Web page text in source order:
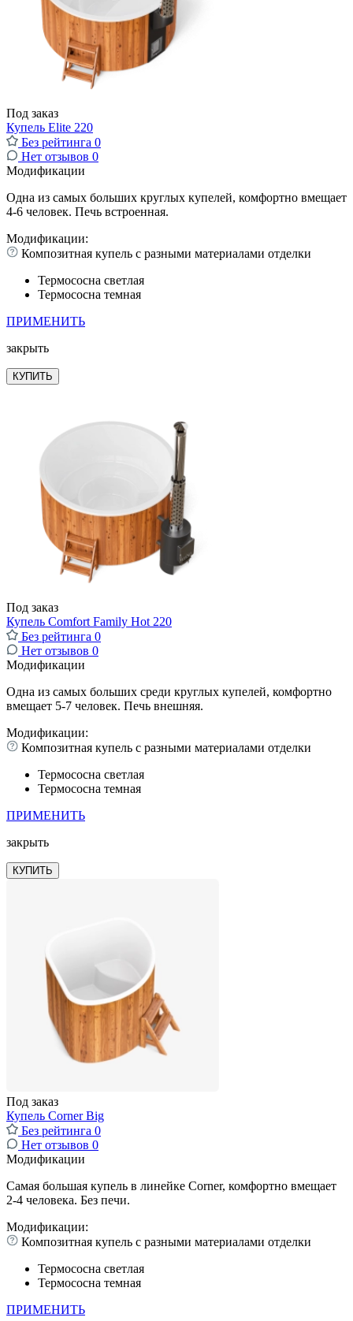
Под заказ
Купель Elite 220
Без рейтинга 0
Нет отзывов 0
Модификации
Одна из самых больших круглых купелей, комфортно вмещает
4-6 человек. Печь встроенная.
Модификации:
Композитная купель с разными материалами отделки
Термососна светлая
Термососна темная
ПРИМЕНИТЬ
закрыть
КУПИТЬ
Под заказ
Купель Comfort Family Hot 220
Без рейтинга 0
Нет отзывов 0
Модификации
Одна из самых больших среди круглых купелей, комфортно
вмещает 5-7 человек. Печь внешняя.
Модификации:
Композитная купель с разными материалами отделки
Термососна светлая
Термососна темная
ПРИМЕНИТЬ
закрыть
КУПИТЬ
Под заказ
Купель Corner Big
Без рейтинга 0
Нет отзывов 0
Модификации
Самая большая купель в линейке Corner, комфортно вмещает
2-4 человека. Без печи.
Модификации:
Композитная купель с разными материалами отделки
Термососна светлая
Термососна темная
ПРИМЕНИТЬ